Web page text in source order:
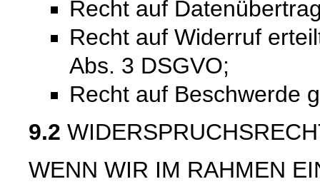
Recht auf
Recht auf Widerruf
Abs. 3 DSGVO;
Recht auf Beschwerde
9.2
WENN WIR IM RAHMEN